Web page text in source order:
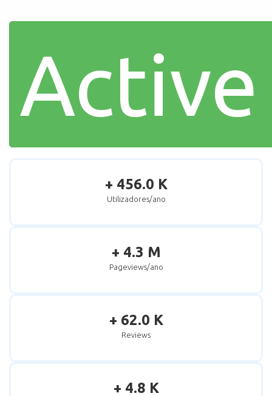
+ 456.0 K
Utilizadores/ano
+ 4.3 M
Pageviews/ano
+ 62.0 K
Reviews
+ 4.8 K